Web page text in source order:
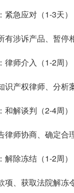
紧急应对（1-3天）
有涉诉产品、暂停
律师介入（1-2周）
识产权律师、分析
和解谈判（2-4周）
律师协商、确定合
解除冻结（1-2周）
项、获取法院解冻